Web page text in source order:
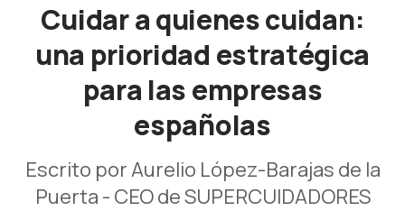
Cuidar a quienes cuidan:
una prioridad estratégica
para las empresas
españolas
Escrito por Aurelio López-Barajas de la
Puerta - CEO de SUPERCUIDADORES